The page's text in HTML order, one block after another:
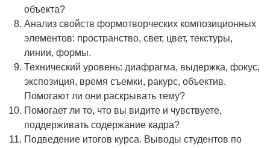
объекта?
Анализ свойств формотворческих композиционных
элементов: пространство, свет, цвет, текстуры,
линии, формы.
Технический уровень: диафрагма, выдержка, фокус,
экспозиция, время съемки, ракурс, объектив.
Помогают ли они раскрывать тему?
Помогает ли то, что вы видите и чувствуете,
поддерживать содержание кадра?
Подведение итогов курса. Выводы студентов по